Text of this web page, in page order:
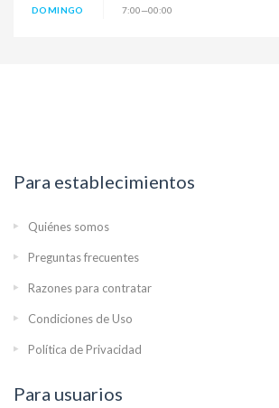
DOMINGO
7:00—00:00
Para establecimientos
Quiénes somos
Preguntas frecuentes
Razones para contratar
Condiciones de Uso
Política de Privacidad
Para usuarios